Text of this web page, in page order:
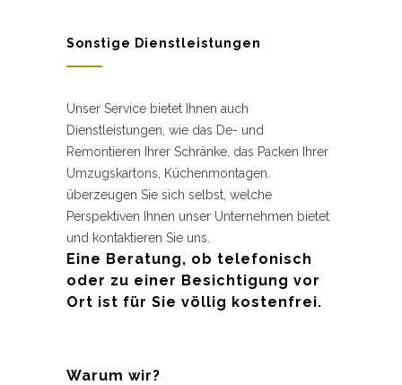
Sonstige Dienstleistungen
Unser Service bietet Ihnen auch
Dienstleistungen, wie das De- und
Remontieren Ihrer Schränke, das Packen Ihrer
Umzugskartons, Küchenmontagen.
überzeugen Sie sich selbst, welche
Perspektiven Ihnen unser Unternehmen bietet
und kontaktieren Sie uns.
Eine Beratung, ob telefonisch
oder zu einer Besichtigung vor
Ort ist für Sie völlig kostenfrei.
Warum wir?